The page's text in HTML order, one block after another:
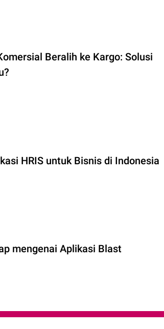
Beralih ke Kargo: Solusi
HRIS untuk Bisnis di Indonesia
mengenai Aplikasi Blast